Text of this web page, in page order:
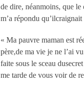
de dire, néanmoins, que le
m’a répondu
« Ma pauvre maman est
père,de ma vie je ne l’ai
faite sous le sceau
me tarde de vous voir de